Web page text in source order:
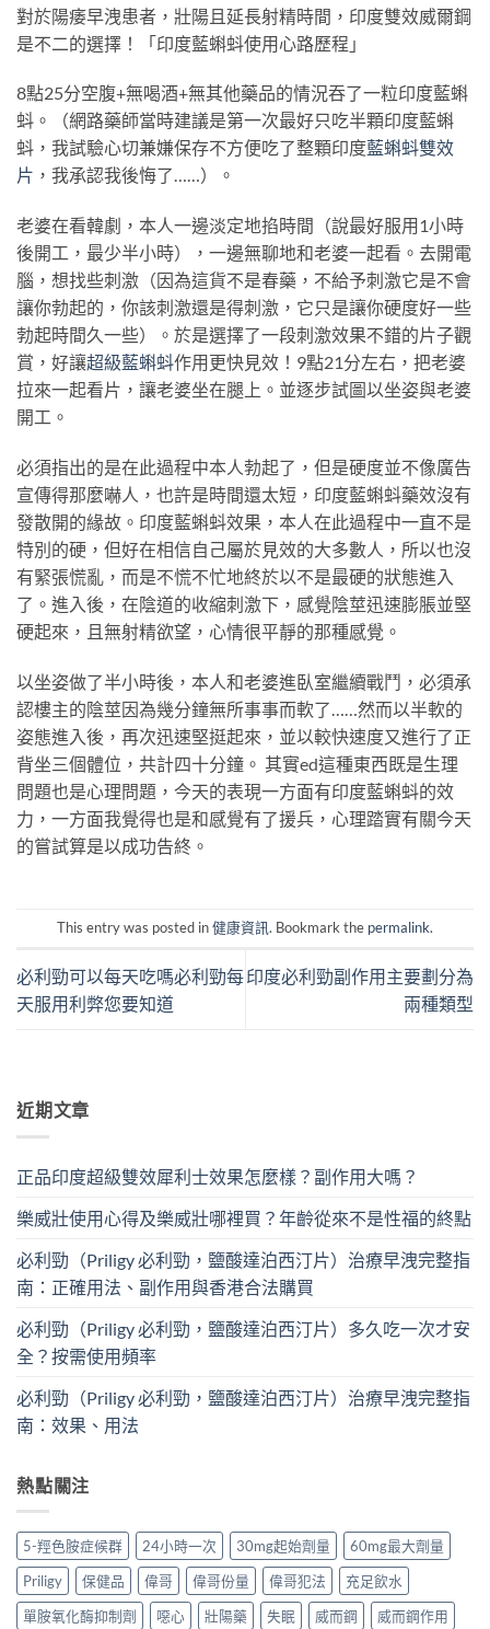
對於陽痿早洩患者，壯陽且延長射精時間，印度雙效威爾鋼
是不二的選擇！「印度藍蝌蚪使用心路歷程」
8點25分空腹+無喝酒+無其他藥品的情況吞了一粒印度藍蝌
蚪。（網路藥師當時建議是第一次最好只吃半顆印度藍蝌
蚪，我試驗心切兼嫌保存不方便吃了整顆印度藍蝌蚪雙效
片 ，我承認我後悔了……）。
老婆在看韓劇，本人一邊淡定地掐時間（說最好服用1小時
後開工，最少半小時），一邊無聊地和老婆一起看。去開電
腦，想找些刺激（因為這貨不是春藥，不給予刺激它是不會
讓你勃起的，你該刺激還是得刺激，它只是讓你硬度好一些
勃起時間久一些）。於是選擇了一段刺激效果不錯的片子觀
賞，好讓超級藍蝌蚪作用更快見效！9點21分左右，把老婆
拉來一起看片，讓老婆坐在腿上。並逐步試圖以坐姿與老婆
開工。
必須指出的是在此過程中本人勃起了，但是硬度並不像廣告
宣傳得那麼嚇人，也許是時間還太短，印度藍蝌蚪藥效沒有
發散開的緣故。印度藍蝌蚪效果，本人在此過程中一直不是
特別的硬，但好在相信自己屬於見效的大多數人，所以也沒
有緊張慌亂，而是不慌不忙地終於以不是最硬的狀態進入
了。進入後，在陰道的收縮刺激下，感覺陰莖迅速膨脹並堅
硬起來，且無射精欲望，心情很平靜的那種感覺。
以坐姿做了半小時後，本人和老婆進臥室繼續戰鬥，必須承
認樓主的陰莖因為幾分鐘無所事事而軟了……然而以半軟的
姿態進入後，再次迅速堅挺起來，並以較快速度又進行了正
背坐三個體位，共計四十分鐘。 其實ed這種東西既是生理
問題也是心理問題，今天的表現一方面有印度藍蝌蚪的效
力，一方面我覺得也是和感覺有了援兵，心理踏實有關今天
的嘗試算是以成功告終。
This entry was posted in健康資訊. Bookmark the permalink.
必利勁可以每天吃嗎必利勁每
天服用利弊您要知道
印度必利勁副作用主要劃分為
兩種類型
近期文章
正品印度超級雙效犀利士效果怎麼樣？副作用大嗎？
樂威壯使用心得及樂威壯哪裡買？年齡從來不是性福的終點
必利勁（Priligy 必利勁，鹽酸達泊西汀片）治療早洩完整指
南：正確用法、副作用與香港合法購買
必利勁（Priligy 必利勁，鹽酸達泊西汀片）多久吃一次才安
全？按需使用頻率
必利勁（Priligy 必利勁，鹽酸達泊西汀片）治療早洩完整指
南：效果、用法
熱點關注
5-羥色胺症候群 24小時一次 30mg起始劑量
60mg最大劑量
Priligy
保健品 偉哥 偉哥份量 偉哥犯法
充足飲水
單胺氧化酶抑制劑
噁心 壯陽藥 失眠 威而鋼 威而鋼作用